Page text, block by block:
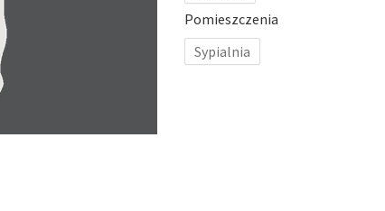
Pomieszczenia
Sypialnia